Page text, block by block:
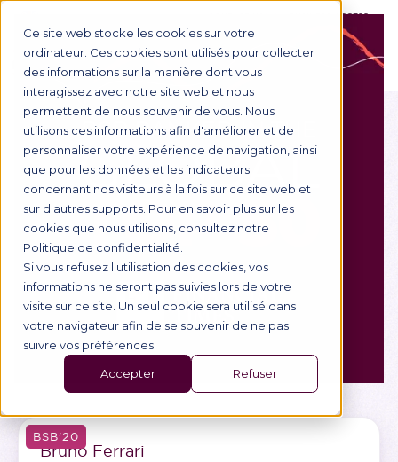
Ce site web stocke les cookies sur votre
ordinateur. Ces cookies sont utilisés pour collecter
des informations sur la manière dont vous
interagissez avec notre site web et nous
permettent de nous souvenir de vous. Nous
utilisons ces informations afin d'améliorer et de
personnaliser votre expérience de navigation, ainsi
que pour les données et les indicateurs
concernant nos visiteurs à la fois sur ce site web et
sur d'autres supports. Pour en savoir plus sur les
cookies que nous utilisons, consultez notre
Politique de confidentialité.
Si vous refusez l'utilisation des cookies, vos
informations ne seront pas suivies lors de votre
visite sur ce site. Un seul cookie sera utilisé dans
votre navigateur afin de se souvenir de ne pas
suivre vos préférences.
Accepter Refuser
BUSINESS ACCESS
We are
ALUMNI
Discover the career paths of a selection of BSB
alumni.
Réinitialiser
BSB'20
Bruno Ferrari